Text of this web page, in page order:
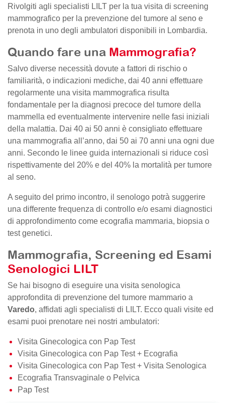
Rivolgiti agli specialisti LILT per la tua visita di screening
mammografico per la prevenzione del tumore al seno e
prenota in uno degli ambulatori disponibili in Lombardia.
Quando fare una Mammografia?
Salvo diverse necessità dovute a fattori di rischio o
familiarità, o indicazioni mediche, dai 40 anni effettuare
regolarmente una visita mammografica risulta
fondamentale per la diagnosi precoce del tumore della
mammella ed eventualmente intervenire nelle fasi iniziali
della malattia. Dai 40 ai 50 anni è consigliato effettuare
una mammografia all’anno, dai 50 ai 70 anni una ogni due
anni. Secondo le linee guida internazionali si riduce così
rispettivamente del 20% e del 40% la mortalità per tumore
al seno.
A seguito del primo incontro, il senologo potrà suggerire
una differente frequenza di controllo e/o esami diagnostici
di approfondimento come ecografia mammaria, biopsia o
test genetici.
Mammografia, Screening ed Esami
Senologici LILT
Se hai bisogno di eseguire una visita senologica
approfondita di prevenzione del tumore mammario a
Varedo, affidati agli specialisti di LILT. Ecco quali visite ed
esami puoi prenotare nei nostri ambulatori:
Visita Ginecologica con Pap Test
Visita Ginecologica con Pap Test + Ecografia
Visita Ginecologica con Pap Test + Visita Senologica
Ecografia Transvaginale o Pelvica
Pap Test